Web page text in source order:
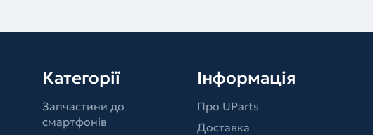
Категорії
Запчастини до
смартфонів
Інформація
Про UParts
Доставка